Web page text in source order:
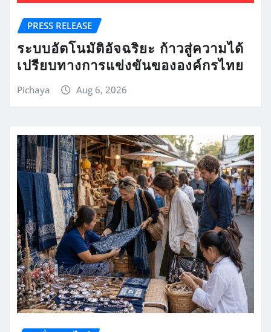
PRESS RELEASE
ระบบอัตโนมัติอัจฉริยะ ก้าวสู่ความได้
เปรียบทางการแข่งขันขององค์กรไทย
Pichaya Aug 6, 2026